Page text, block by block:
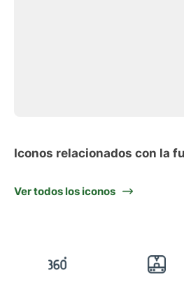
Iconos relacionados con la
Ver todos los iconos